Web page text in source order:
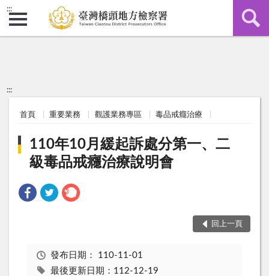
:::
:::
首頁 重要業務 觀護業務專區 毒品戒癮治療
110年10月緩起訴處分第一、二
級毒品戒癮治療說明會
回上一頁
發布日期： 110-11-01
最後更新日期：112-12-19